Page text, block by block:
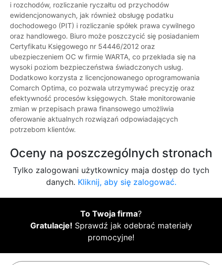
i rozchodów, rozliczanie ryczałtu od przychodów
ewidencjonowanych, jak również obsługę podatku
dochodowego (PIT) i rozliczanie spółek prawa cywilnego
oraz handlowego. Biuro może poszczycić się posiadaniem
Certyfikatu Księgowego nr 54446/2012 oraz
ubezpieczeniem OC w firmie WARTA, co przekłada się na
wysoki poziom bezpieczeństwa świadczonych usług.
Dodatkowo korzysta z licencjonowanego oprogramowania
Comarch Optima, co pozwala utrzymywać precyzję oraz
efektywność procesów księgowych. Stałe monitorowanie
zmian w przepisach prawa finansowego umożliwia
oferowanie aktualnych rozwiązań odpowiadających
potrzebom klientów.
Oceny na poszczególnych stronach
Tylko zalogowani użytkownicy maja dostęp do tych
danych. Kliknij, aby się zalogować.
To Twoja firma?
Gratulacje! Sprawdź jak odebrać materiały
promocyjne!